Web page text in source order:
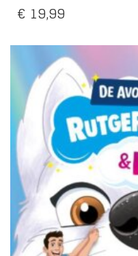
€ 19,99